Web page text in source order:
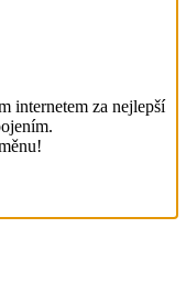
internetem za nejlepší